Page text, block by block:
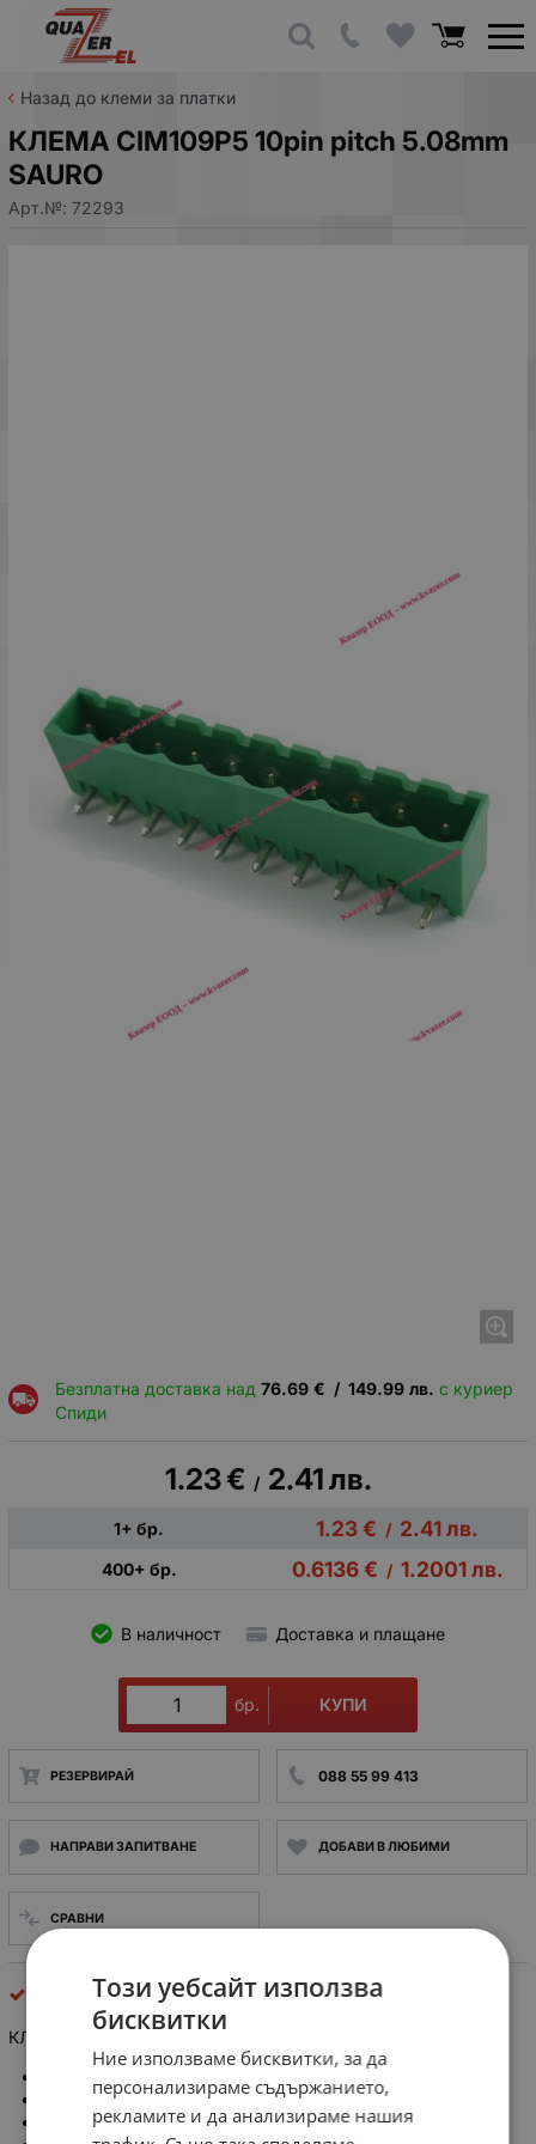
Назад до клеми за платки
КЛЕМА CIM109P5 10pin pitch 5.08mm
SAURO
Арт.№: 72293
Безплатна доставка над 76.69 € / 149.99 лв. с куриер
Спиди
1.23€ / 2.41лв.
1+ бр. 1.23€ / 2.41лв.
400+ бр. 0.6136 € / 1.2001 лв.
В наличност Доставка и плащане
бр. КУПИ
РЕЗЕРВИРАЙ 088 55 99 413
НАПРАВИ ЗАПИТВАНЕ ДОБАВИ В ЛЮБИМИ
СРАВНИ
клеми за платки
КЛЕМА CIM109P5 10pin pitch 5.08mm SAURO
Contact pitch: 5.08 mm
Number of rows: 01
Този уебсайт използва
бисквитки
Ние използваме бисквитки, за да
персонализираме съдържанието,
рекламите и да анализираме нашия